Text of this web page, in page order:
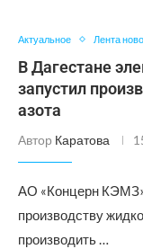
Актуальное Лента
В Дагестане
запустил
азота
Автор Каратова
АО «Концерн КЭМЗ»
производству
производить …